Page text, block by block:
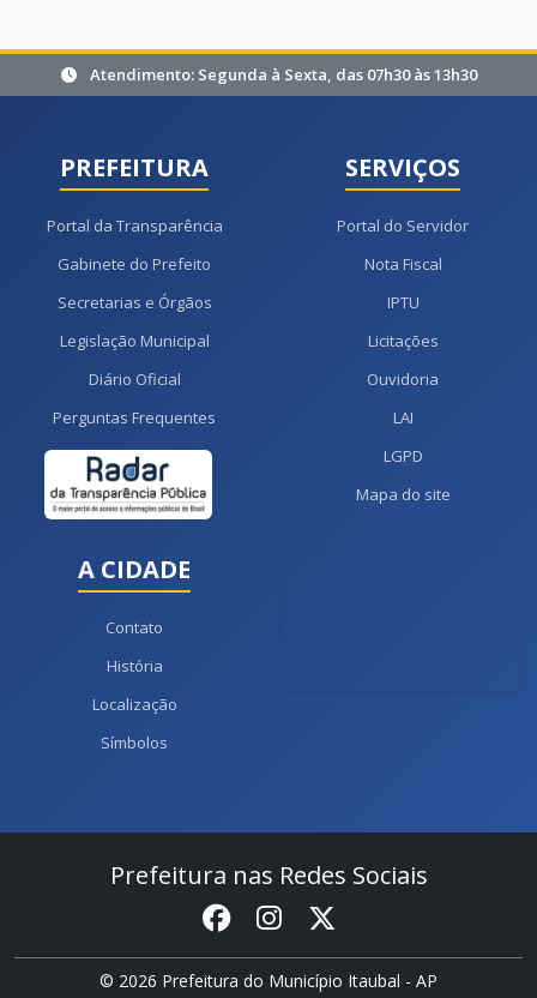
Atendimento: Segunda à Sexta, das 07h30 às 13h30
PREFEITURA
Portal da Transparência
Gabinete do Prefeito
Secretarias e Órgãos
Legislação Municipal
Diário Oficial
Perguntas Frequentes
SERVIÇOS
Portal do Servidor
Nota Fiscal
IPTU
Licitações
Ouvidoria
LAI
LGPD
Mapa do site
A CIDADE
Contato
História
Localização
Símbolos
Prefeitura nas Redes Sociais
© 2026 Prefeitura do Município Itaubal - AP